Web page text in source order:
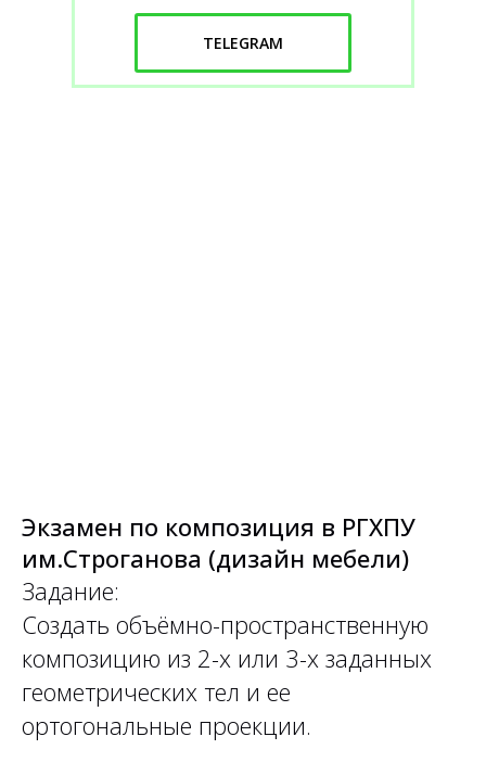
TELEGRAM
Экзамен по композиция в РГХПУ
им.Строганова (дизайн мебели)
Задание:
Создать объёмно-пространственную
композицию из 2-х или 3-х заданных
геометрических тел и ее
ортогональные проекции.